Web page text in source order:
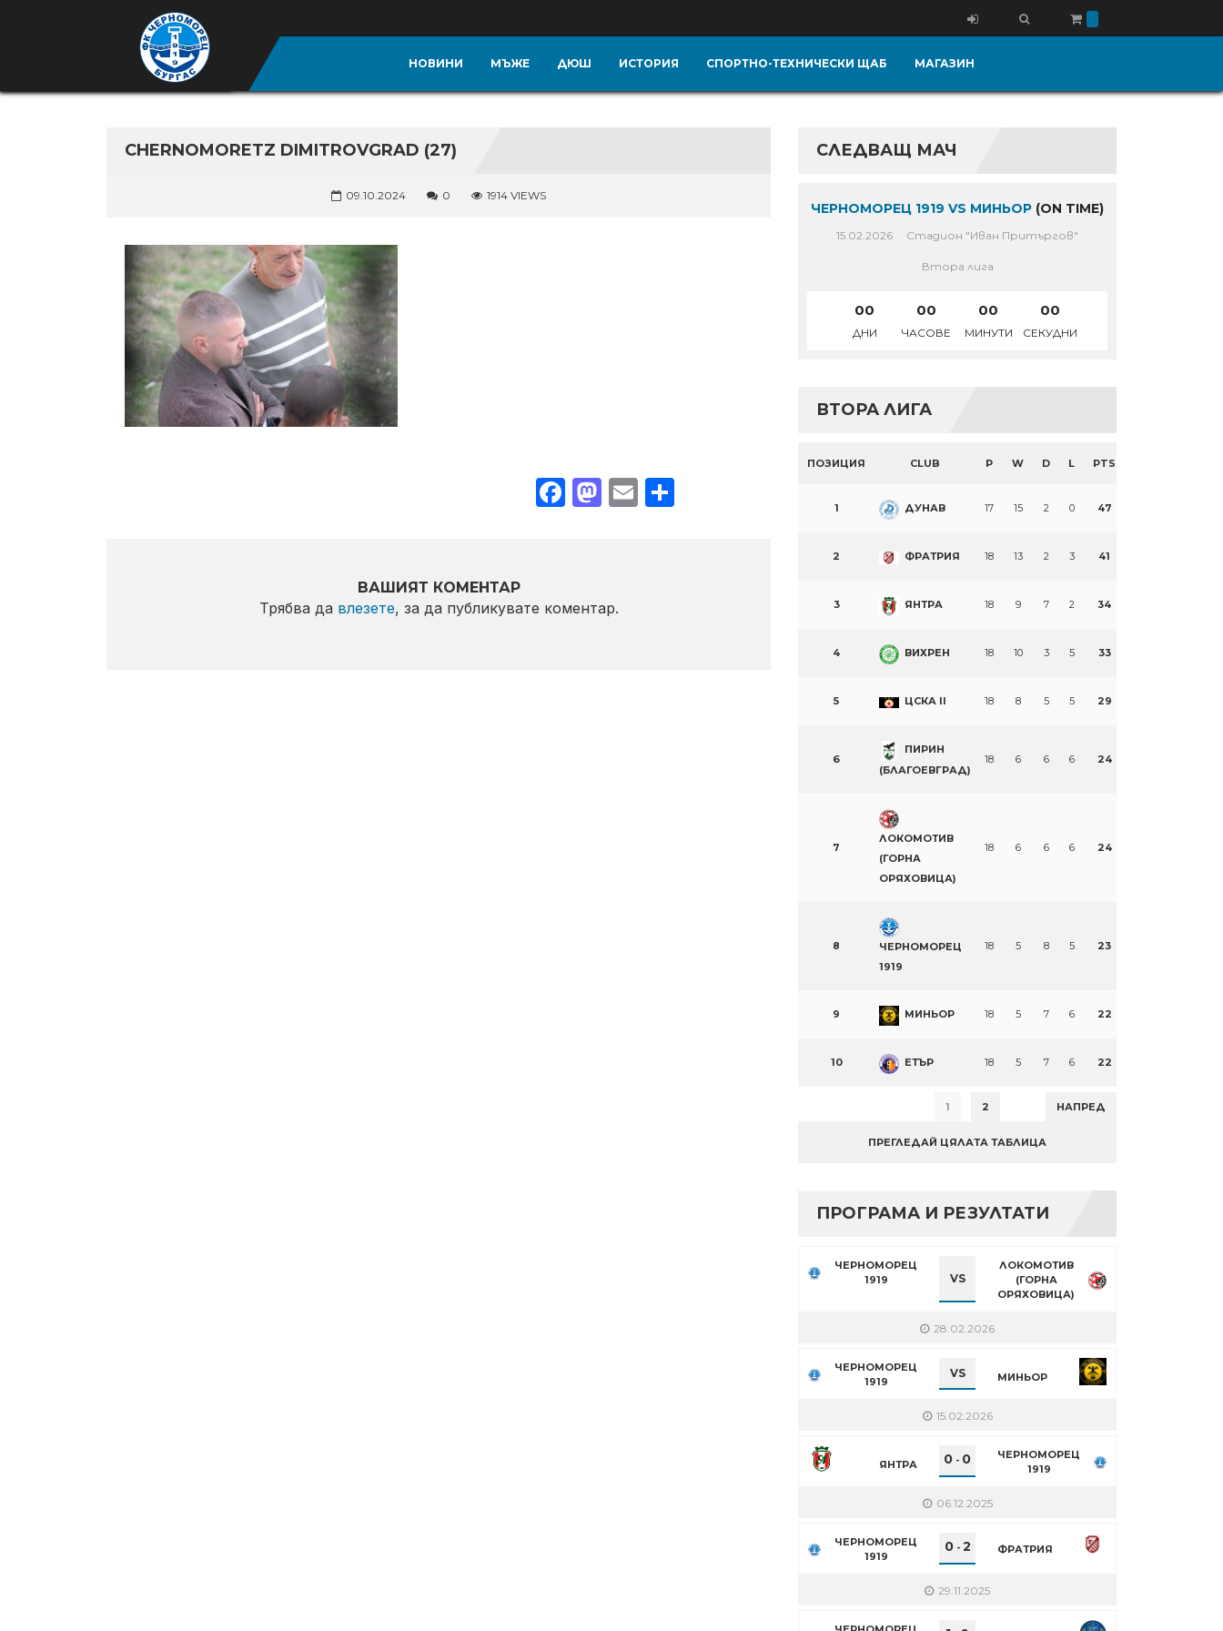
НОВИНИ МЪЖЕ ДЮШ ИСТОРИЯ СПОРТНО-ТЕХНИЧЕСКИ ЩАБ МАГАЗИН
CHERNOMORETZ DIMITROVGRAD (27)
09.10.2024 0 1914 VIEWS
Facebook
Mastodon
EmailShare
ВАШИЯТ КОМЕНТАР
Трябва да влезете, за да публикувате коментар.
СЛЕДВАЩ МАЧ
ЧЕРНОМОРЕЦ 1919 VS МИНЬОР (ON TIME)
15.02.2026 Стадион "Иван Притъргов"
Втора лига
00
ДНИ
00
ЧАСОВЕ
00
МИНУТИ
00
СЕКУДНИ
ВТОРА ЛИГА
ПОЗИЦИЯ CLUB P W D L PTS
1 ДУНАВ 17 15 2 0 47
2 ФРАТРИЯ 18 13 2 3 41
3 ЯНТРА 18 9 7 2 34
4 ВИХРЕН 18 10 3 5 33
5 ЦСКА II 18 8 5 5 29
6
ПИРИН
(БЛАГОЕВГРАД)
18 6 6 6 24
7
ЛОКОМОТИВ
(ГОРНА
ОРЯХОВИЦА)
18 6 6 6 24
8
ЧЕРНОМОРЕЦ
1919
18 5 8 5 23
9 МИНЬОР 18 5 7 6 22
10 ЕТЪР 18 5 7 6 22
1 2 НАПРЕД
ПРЕГЛЕДАЙ ЦЯЛАТА ТАБЛИЦА
ПРОГРАМА И РЕЗУЛТАТИ
ЧЕРНОМОРЕЦ
1919
VS
ЛОКОМОТИВ
(ГОРНА
ОРЯХОВИЦА)
28.02.2026
ЧЕРНОМОРЕЦ
1919
VS МИНЬОР
15.02.2026
ЯНТРА 0 - 0
ЧЕРНОМОРЕЦ
1919
06.12.2025
ЧЕРНОМОРЕЦ
1919
0- 2 ФРАТРИЯ
29.11.2025